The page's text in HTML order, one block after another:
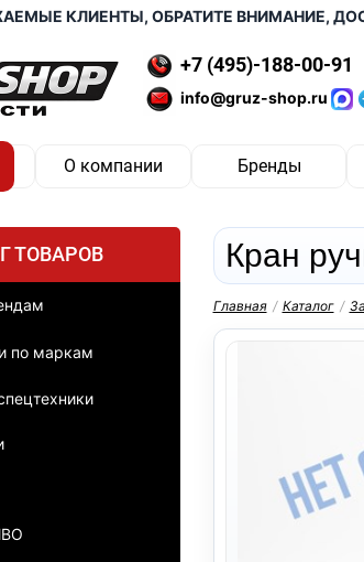
КЛИЕНТЫ, ОБРАТИТЕ ВНИМАНИЕ,
+7 (495)-188-00-91
info@gruz-shop.ru
О компании Бренды
ТОВАРОВ
по маркам
Кран
Главная / Каталог /